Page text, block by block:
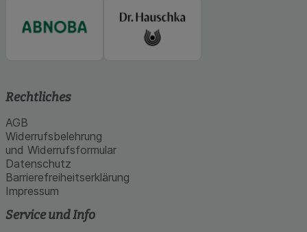
Rechtliches
AGB
Widerrufsbelehrung
und Widerrufsformular
Datenschutz
Barrierefreiheitserklärung
Impressum
Service und Info